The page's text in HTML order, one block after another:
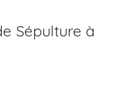
Sépulture à